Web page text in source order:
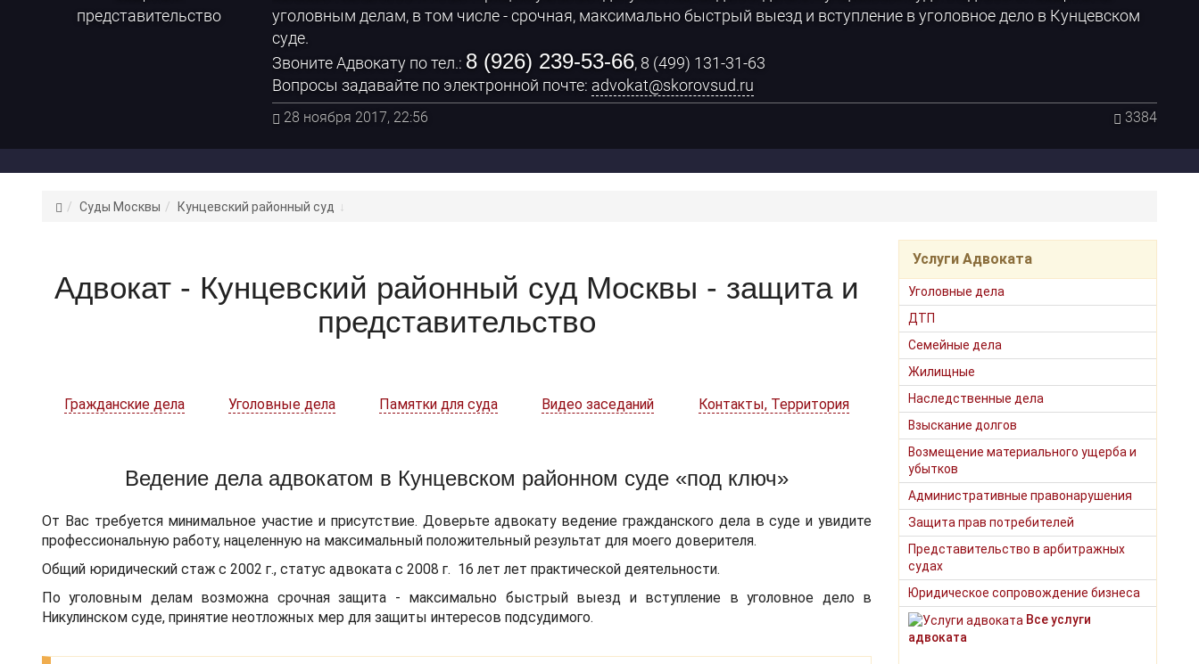
уголовным делам, в том числе - срочная, максимально быстрый выезд и вступление в уголовное дело в Кунцевском
суде.
Звоните Адвокату по тел.: 8 (926) 239-53-66, 8 (499) 131-31-63
Вопросы задавайте по электронной почте: advokat@skorovsud.ru
28 ноября 2017, 22:56 3384
Адвокат
Суды Москвы Кунцевский районный суд
Адвокат - Кунцевский районный суд Москвы - защита и
представительство
Гражданские дела Уголовные дела Памятки для суда Видео заседаний Контакты, Территория
Ведение дела адвокатом в Кунцевском районном суде «под ключ»
От Вас требуется минимальное участие и присутствие. Доверьте адвокату ведение гражданского дела в суде и увидите
профессиональную работу, нацеленную на максимальный положительный результат для моего доверителя.
Общий юридический стаж с 2002 г., статус адвоката с 2008 г. 16 лет лет практической деятельности.
По уголовным делам возможна срочная защита - максимально быстрый выезд и вступление в уголовное дело в
Никулинском суде, принятие неотложных мер для защиты интересов подсудимого.
Услуги Адвоката
Уголовные дела
ДТП
Семейные дела
Жилищные
Наследственные дела
Взыскание долгов
Возмещение материального ущерба и
убытков
Административные правонарушения
Защита прав потребителей
Представительство в арбитражных
судах
Юридическое сопровождение бизнеса
Все услуги
адвоката